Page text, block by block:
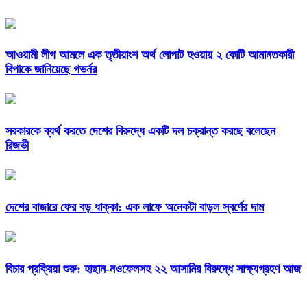
আওয়ামী লীগ আমলে এক তৃতীয়াংশ অর্থ লোপাট হওয়ায় ২ কোটি আমানতকারী
বিপাকে জানিয়েছে গভর্নর
সরকারকে ব্যর্থ করতে দেশের বিরুদ্ধে একটি দল চক্রান্ত করছে বলেছেন
রিজভী
দেশের বাজারে ফের বড় ধাক্কা: এক লাফে অনেকটা বাড়ল স্বর্ণের দাম
বিচার প্রক্রিয়া শুরু: হাছান-নওফেলসহ ২২ আসামির বিরুদ্ধে সাক্ষ্যগ্রহণ আজ